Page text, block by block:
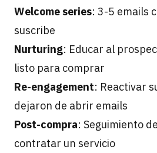
Welcome series: 3-5 emails
suscribe
Nurturing: Educar al
listo para comprar
Re-engagement: Reactivar
dejaron de abrir emails
Post-compra: Seguimiento
contratar un servicio